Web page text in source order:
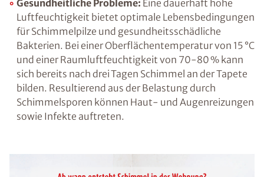
große Auswirkungen darauf, ob wir uns in
einem Raum wohlfühlen oder das
vorherrschende Raumklima als unangenehm
empfinden. Ein Wert von etwa 50 % ist dabei
für Wohn- und Arbeitsräume ideal, in
Feuchträumen wie dem Badezimmer oder der
Küche darf er ggf. höher ausfallen.
Gesundheitliche Probleme:
gesundheitsschädliche Bakterien. Bei einer
Oberflächentemperatur von 15 °C und einer